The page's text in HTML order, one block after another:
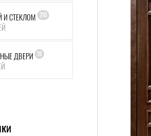
И СТЕКЛОМ 210
ДВЕРИ 19